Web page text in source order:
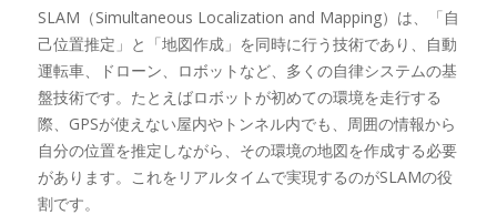
SLAM（Simultaneous Localization and Mapping）は、「自
己位置推定」と「地図作成」を同時に行う技術であり、自動
運転車、ドローン、ロボットなど、多くの自律システムの基
盤技術です。たとえばロボットが初めての環境を走行する
際、GPSが使えない屋内やトンネル内でも、周囲の情報から
自分の位置を推定しながら、その環境の地図を作成する必要
があります。これをリアルタイムで実現するのがSLAMの役
割です。